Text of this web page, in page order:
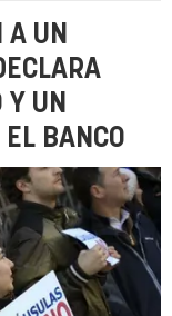
A UN
Y UN
EL BANCO